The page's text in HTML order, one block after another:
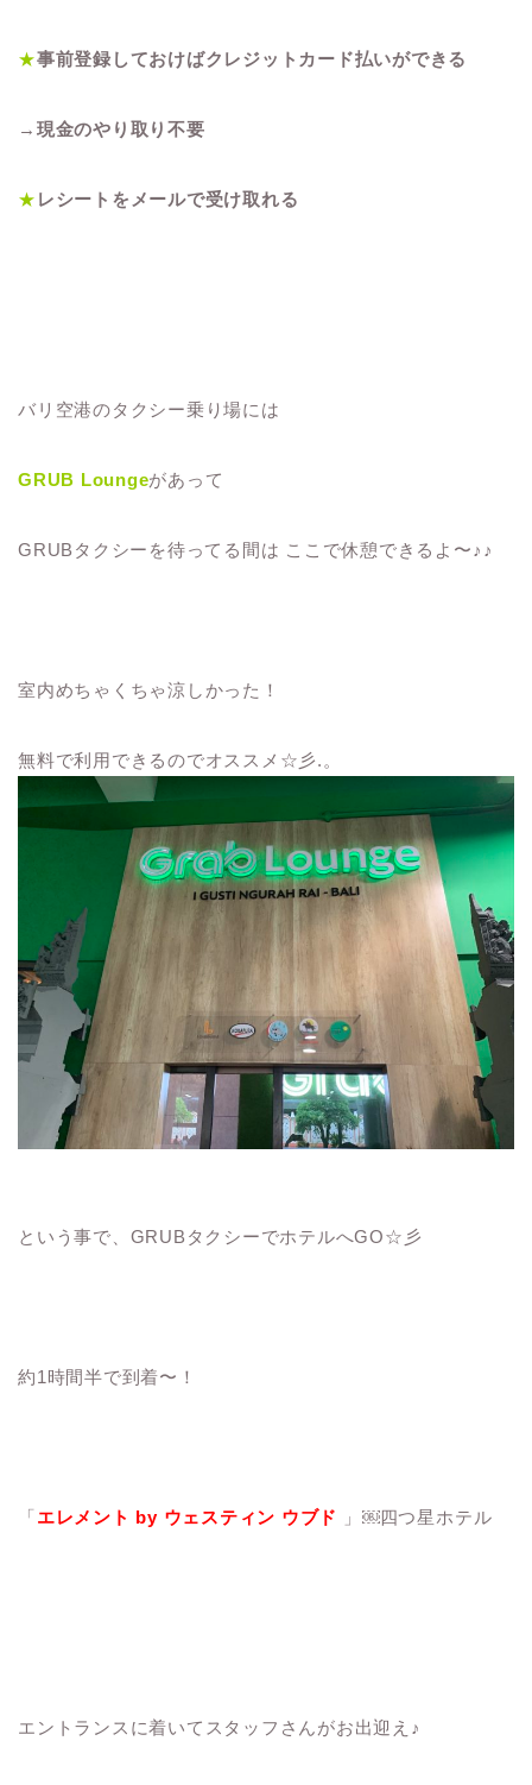
★事前登録しておけばクレジットカード払いができる
→ 現金のやり取り不要
★ レシートをメールで受け取れる
バリ空港のタクシー乗り場には
GRUB Loungeがあって
GRUBタクシーを待ってる間は ここで休憩できるよ〜♪♪
室内めちゃくちゃ涼しかった！
無料で利用できるのでオススメ☆彡.。
という事で、GRUBタクシーでホテルへGO☆彡
約1時間半で到着〜！
「エレメント by ウェスティン ウブド 」￼四つ星ホテル
エントランスに着いてスタッフさんがお出迎え♪